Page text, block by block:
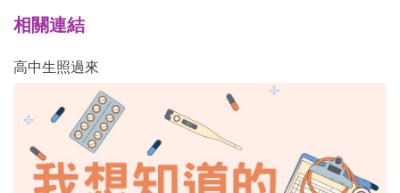
相關連結
高中生照過來